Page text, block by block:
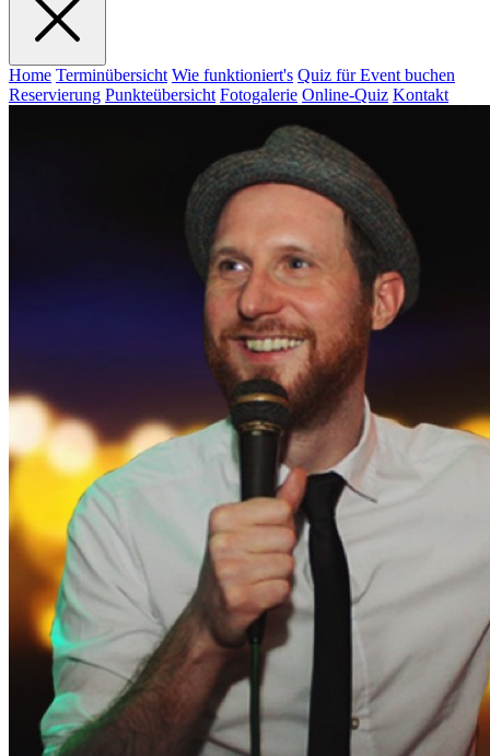
Home Terminübersicht Wie funktioniert's Quiz für Event buchen
Reservierung Punkteübersicht Fotogalerie Online-Quiz Kontakt